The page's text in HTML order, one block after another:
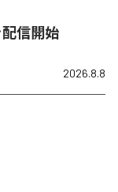
配信開始
2026.8.8